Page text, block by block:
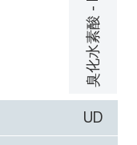
臭化水素酸 - HBr
UD